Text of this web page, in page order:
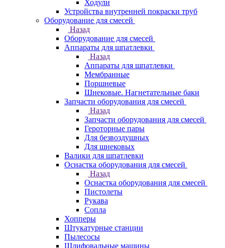
Ходули
Устройства внутренней покраски труб
Оборудование для смесей
Назад
Оборудование для смесей
Аппараты для шпатлевки
Назад
Аппараты для шпатлевки
Мембранные
Поршневые
Шнековые. Нагнетательные баки
Запчасти оборудования для смесей
Назад
Запчасти оборудования для смесей
Героторные пары
Для безвоздушных
Для шнековых
Валики для шпатлевки
Оснастка оборудования для смесей
Назад
Оснастка оборудования для смесей
Пистолеты
Рукава
Сопла
Хопперы
Штукатурные станции
Пылесосы
Шлифовальные машины